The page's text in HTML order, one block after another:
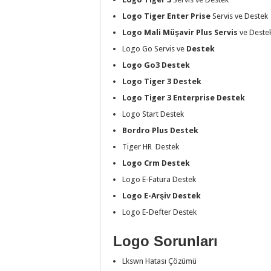
Logo Tiger Enter Prise Servis ve Destek
Logo Mali Müşavir Plus Servis ve
Logo Go Servis ve Destek
Logo Go3 Destek
Logo Tiger 3 Destek
Logo Tiger 3 Enterprise Destek
Logo Start Destek
Bordro Plus Destek
Tiger HR Destek
Logo Crm Destek
Logo E-Fatura Destek
Logo E-Arşiv Destek
Logo E-Defter Destek
Logo Sorunları
Lkswn Hatası Çözümü